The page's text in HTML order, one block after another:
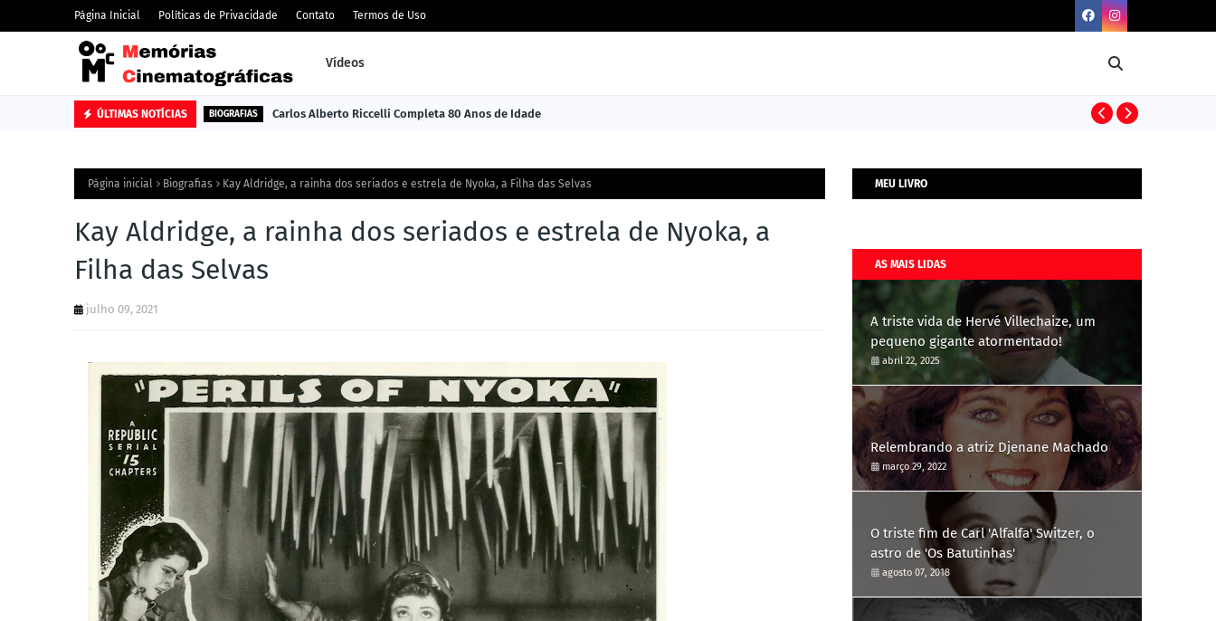
Página Inicial Políticas de Privacidade Contato Termos de Uso
Vídeos
ÚLTIMAS NOTÍCIAS BIOGRAFIAS Carlos Alberto Riccelli Completa 80 Anos de Idade
Página inicial Biografias Kay Aldridge, a rainha dos seriados e estrela de Nyoka, a Filha das Selvas
Kay Aldridge, a rainha dos seriados e estrela de Nyoka, a
Filha das Selvas
julho 09, 2021
MEU LIVRO
AS MAIS LIDAS
A triste vida de Hervé Villechaize, um
pequeno gigante atormentado!
abril 22, 2025
Relembrando a atriz Djenane Machado
março 29, 2022
O triste fim de Carl 'Alfalfa' Switzer, o
astro de 'Os Batutinhas'
agosto 07, 2018